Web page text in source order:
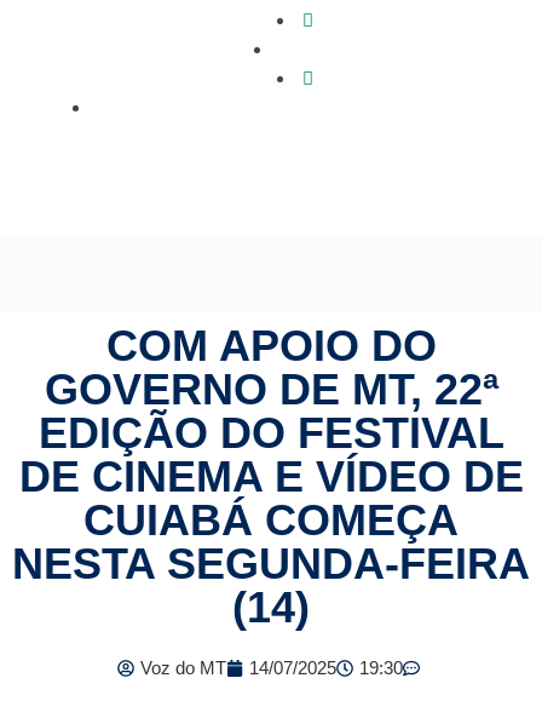
COM APOIO DO
GOVERNO DE MT, 22ª
EDIÇÃO DO FESTIVAL
DE CINEMA E VÍDEO DE
CUIABÁ COMEÇA
NESTA SEGUNDA-FEIRA
(14)
Voz do MT 14/07/2025 19:30